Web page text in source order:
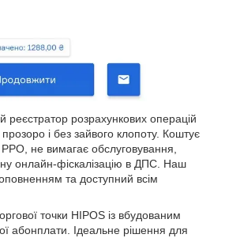
реєстратор розрахункових операцій
і без зайвого клопоту. Коштує
не вимагає обслуговування,
онлайн-фіскалізацію в ДПС. Наш
та доступний всім
точки HIPOS із вбудованим
абонплати. Ідеальне рішення для